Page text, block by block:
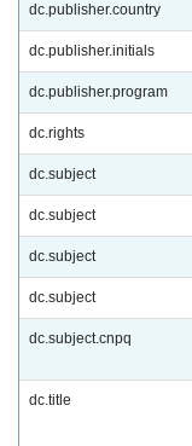
dc.publisher.country
dc.publisher.initials
dc.publisher.program
dc.rights
dc.subject
dc.subject
dc.subject
dc.subject
dc.subject.cnpq
dc.title